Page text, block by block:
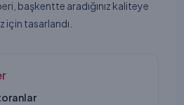
başkentte aradığınız kaliteye
için tasarlandı.